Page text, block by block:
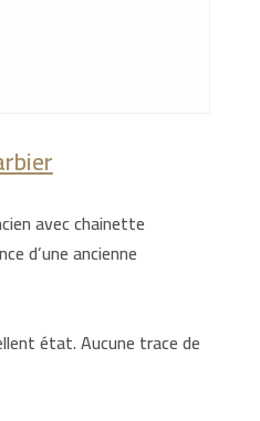
avec chainette
d’une ancienne
état. Aucune trace de